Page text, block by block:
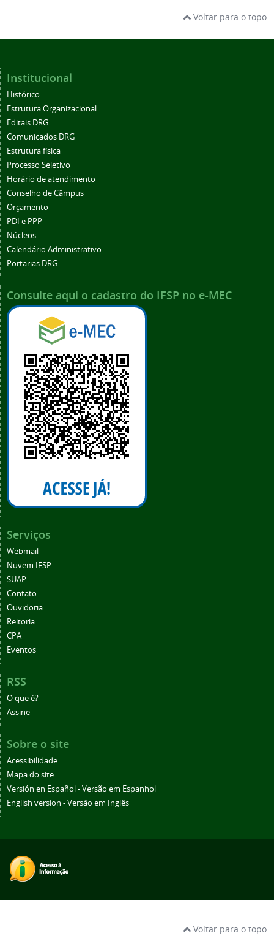
Voltar para o topo
Institucional
Histórico
Estrutura Organizacional
Editais DRG
Comunicados DRG
Estrutura física
Processo Seletivo
Horário de atendimento
Conselho de Câmpus
Orçamento
PDI e PPP
Núcleos
Calendário Administrativo
Portarias DRG
Consulte aqui o cadastro do IFSP no e-MEC
Serviços
Webmail
Nuvem IFSP
SUAP
Contato
Ouvidoria
Reitoria
CPA
Eventos
RSS
O que é?
Assine
Sobre o site
Acessibilidade
Mapa do site
Versión en Español - Versão em Espanhol
English version - Versão em Inglês
Voltar para o topo